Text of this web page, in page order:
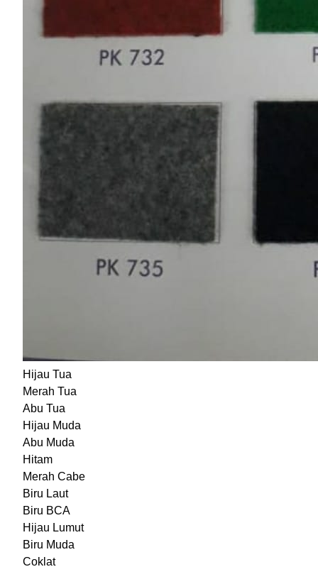
Hijau Tua
Merah Tua
Abu Tua
Hijau Muda
Abu Muda
Hitam
Merah Cabe
Biru Laut
Biru BCA
Hijau Lumut
Biru Muda
Coklat